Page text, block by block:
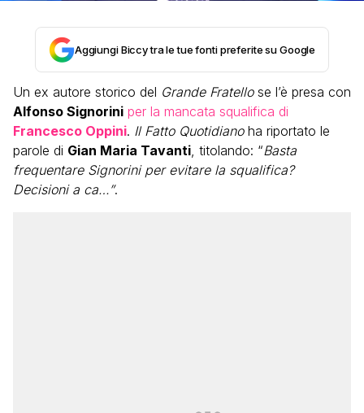
Aggiungi Biccy tra le tue fonti preferite su Google
Un ex autore storico del Grande Fratellose l’è presa con
Alfonso Signorini per la mancata squalifica di
Francesco Oppini. Il Fatto Quotidianoha riportato le
parole di Gian Maria Tavanti, titolando: “Basta
frequentare Signorini per evitare la squalifica?
Decisioni a ca…”.